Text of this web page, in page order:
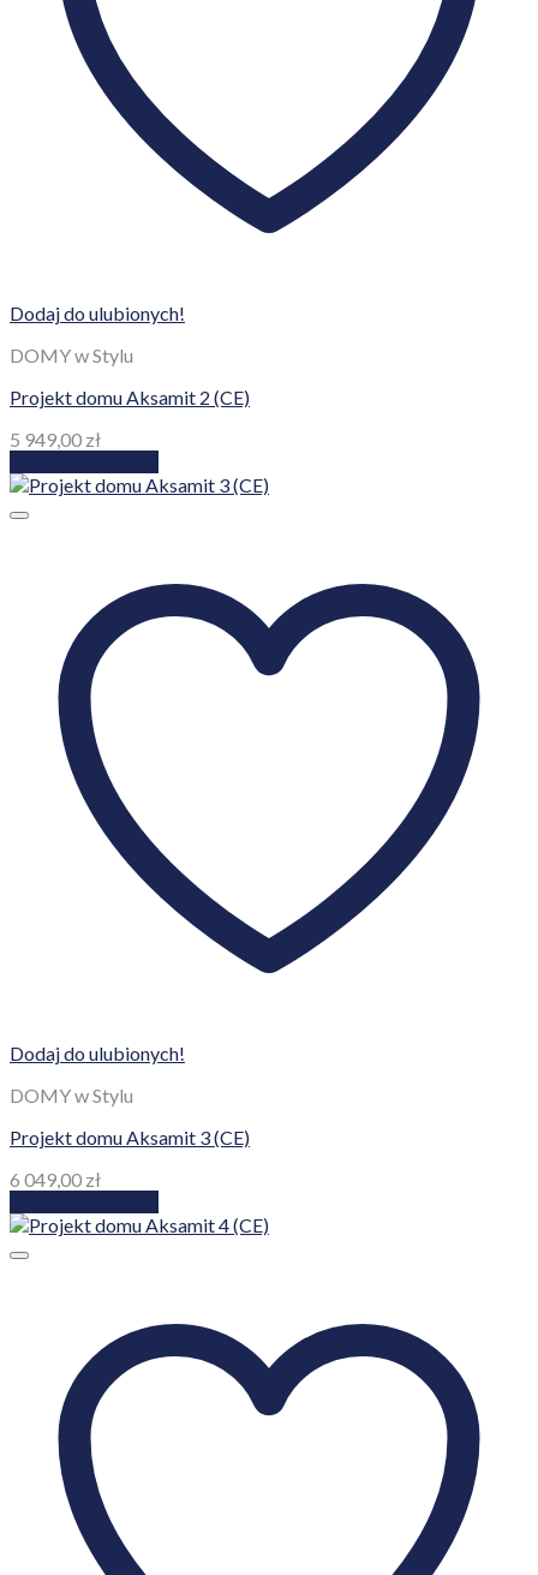
Dodaj do ulubionych!
DOMY w Stylu
Projekt domu Aksamit 2 (CE)
5 949,00 zł
Dodaj do ulubionych!
DOMY w Stylu
Projekt domu Aksamit 3 (CE)
6 049,00 zł